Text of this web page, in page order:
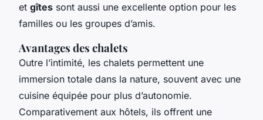
et gîtes sont aussi une excellente option pour les
familles ou les groupes d’amis.
Avantages des chalets
Outre l’intimité, les chalets permettent une
immersion totale dans la nature, souvent avec une
cuisine équipée pour plus d’autonomie.
Comparativement aux hôtels, ils offrent une